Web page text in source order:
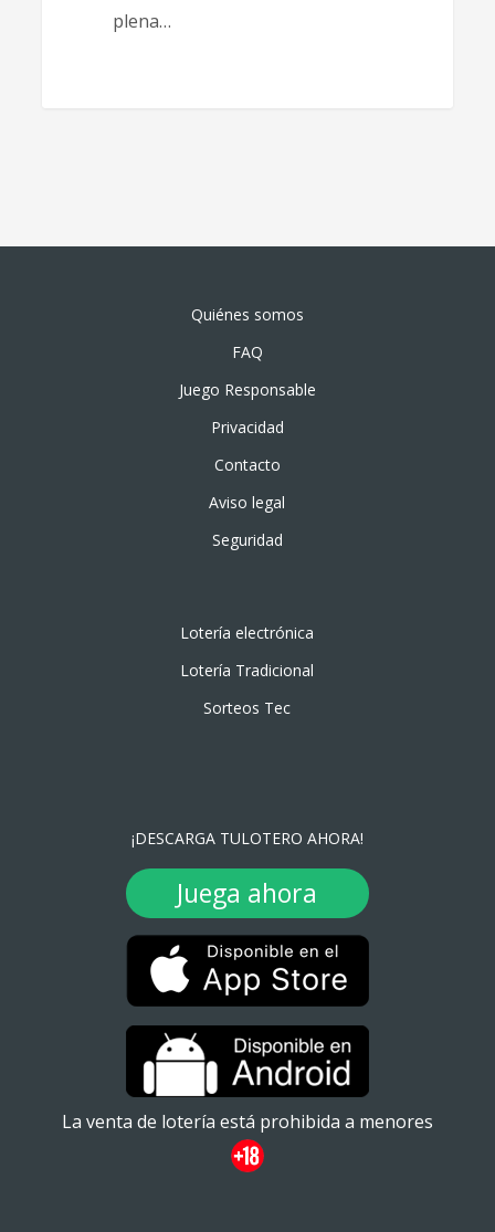
plena…
Quiénes somos
FAQ
Juego Responsable
Privacidad
Contacto
Aviso legal
Seguridad
Lotería electrónica
Lotería Tradicional
Sorteos Tec
¡DESCARGA TULOTERO AHORA!
Juega ahora
La venta de lotería está prohibida a menores